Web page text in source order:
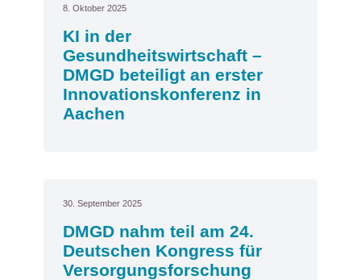
8. Oktober 2025
KI in der
Gesundheitswirtschaft –
DMGD beteiligt an erster
Innovationskonferenz in
Aachen
30. September 2025
DMGD nahm teil am 24.
Deutschen Kongress für
Versorgungsforschung